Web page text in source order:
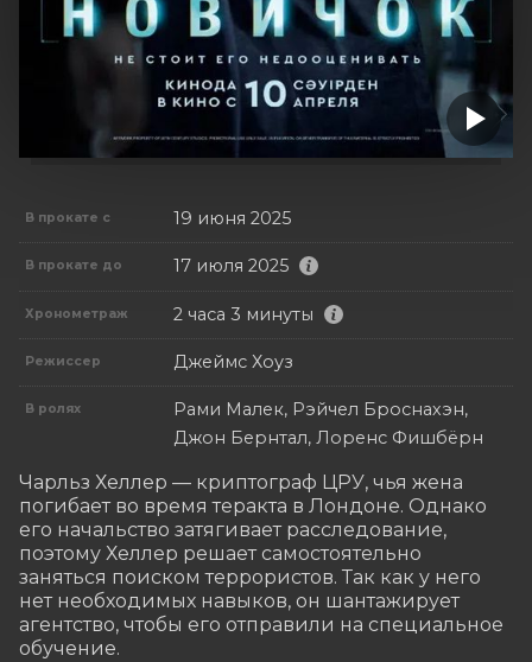
В прокате с 19 июня 2025
В прокате до 17 июля 2025
Хронометраж 2 часа 3 минуты
Режиссер Джеймс Хоуз
В ролях
Рами Малек, Рэйчел Броснахэн,
Джон Бернтал, Лоренс Фишбёрн
Чарльз Хеллер — криптограф ЦРУ, чья жена
погибает во время теракта в Лондоне. Однако
его начальство затягивает расследование,
поэтому Хеллер решает самостоятельно
заняться поиском террористов. Так как у него
нет необходимых навыков, он шантажирует
агентство, чтобы его отправили на специальное
обучение.